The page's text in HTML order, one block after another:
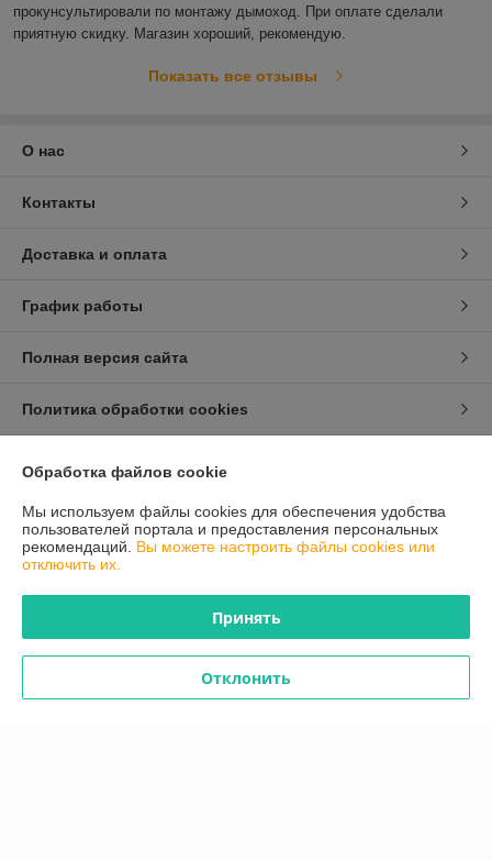
прокунсультировали по монтажу дымоход. При оплате сделали
приятную скидку. Магазин хороший, рекомендую.
Показать все отзывы
О нас
Контакты
Доставка и оплата
График работы
Полная версия сайта
Политика обработки cookies
Индивидуальный предприниматель:Индивидуальный
предприниматель Кузин Андрей Александрович
г.Лида, ул.Южный городок,15-11
Обработка файлов cookie
Мы используем файлы cookies для обеспечения удобства
пользователей портала и предоставления персональных
рекомендаций. Вы можете настроить файлы cookies или
отключить их.
Принять
Отклонить